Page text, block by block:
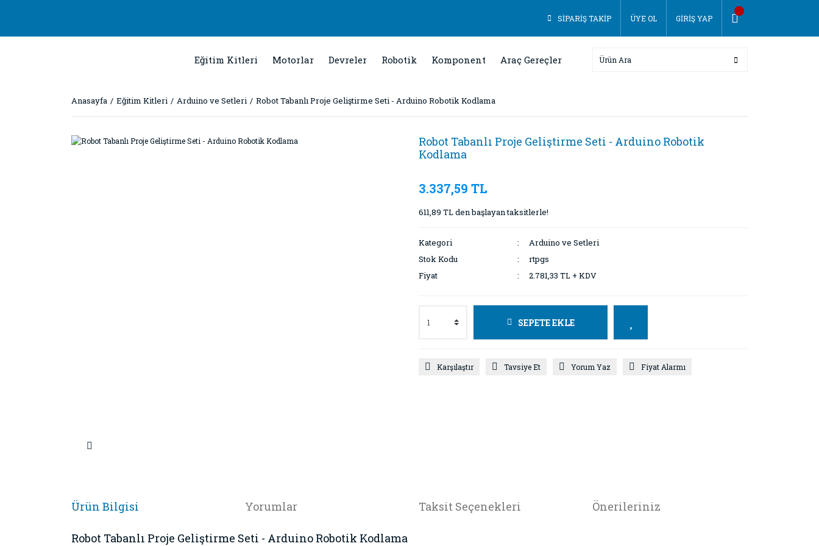
SİPARİŞ TAKİP ÜYE OL GİRİŞ YAP
Eğitim Kitleri Motorlar Devreler Robotik Komponent Araç Gereçler
Anasayfa Eğitim Kitleri Arduino ve Setleri Robot Tabanlı Proje Geliştirme Seti - Arduino Robotik Kodlama
Robot Tabanlı Proje Geliştirme Seti - Arduino Robotik
Kodlama
3.337,59 TL
611,89 TL den başlayan taksitlerle!
Kategori
Arduino ve Setleri
Stok Kodu
rtpgs
Fiyat
2.781,33 TL + KDV
SEPETE EKLE
Karşılaştır Tavsiye Et Yorum Yaz Fiyat Alarmı
Ürün Bilgisi Yorumlar Taksit Seçenekleri Önerileriniz
Robot Tabanlı Proje Geliştirme Seti - Arduino Robotik Kodlama